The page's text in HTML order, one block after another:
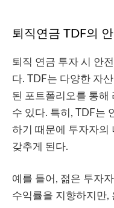
퇴직연금 TDF의
퇴직 연금 투자 시 안
다. TDF는 다양한 자
된 포트폴리오를 통해
수 있다. 특히, TDF는
하기 때문에 투자자의
갖추게 된다.
예를 들어, 젊은 투자
수익률을 지향하지만,